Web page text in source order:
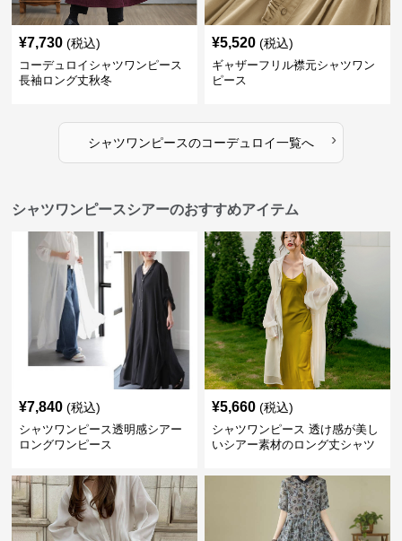
¥7,730 (税込)
コーデュロイシャツワンピース
長袖ロング丈秋冬
¥5,520 (税込)
ギャザーフリル襟元シャツワン
ピース
シャツワンピースのコーデュロイ一覧へ ›
シャツワンピースシアーのおすすめアイテム
¥7,840 (税込)
シャツワンピース透明感シアー
ロングワンピース
¥5,660 (税込)
シャツワンピース 透け感が美し
いシアー素材のロング丈シャツ